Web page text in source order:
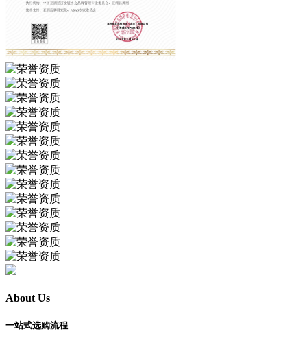
About Us
一站式选购流程